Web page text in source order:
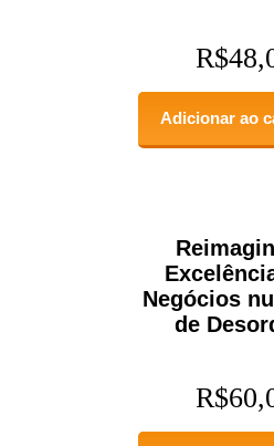
R$
Adicionar ao
Negócios
de
R$